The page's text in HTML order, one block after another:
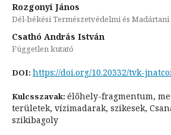
Rozgonyi János
Dél-békési Természetvédelmi és Madártani
Csathó András István
Független kutató
DOI: https://doi.org/10.20332/tvk-
Kulcsszavak: élőhely-fragmentum,
területek, vízimadarak, szikesek,
szikibagoly